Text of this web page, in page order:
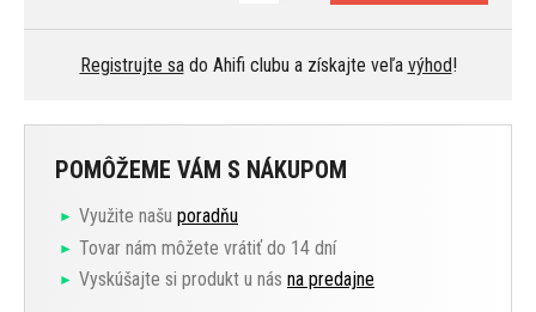
Registrujte sado Ahifi clubu a získajte veľa výhod!
POMÔŽEME VÁM S NÁKUPOM
Využite našu poradňu
Tovar nám môžete vrátiť do 14 dní
Vyskúšajte si produkt u nás na predajne